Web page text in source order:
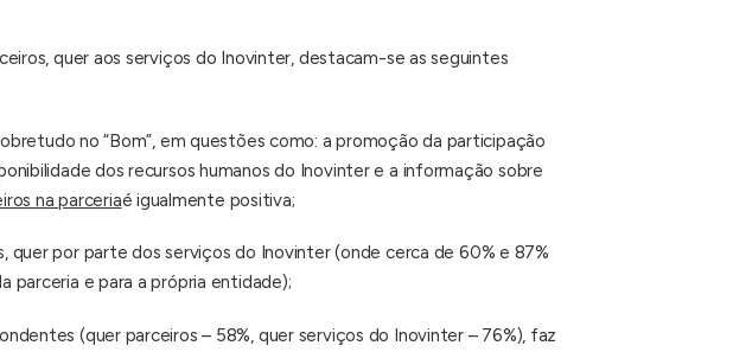
quer aos serviços do Inovinter, destacam-se as seguintes
no “Bom”, em questões como: a promoção da participação
dos recursos humanos do Inovinter e a informação sobre
na parceriaé igualmente positiva;
por parte dos serviços do Inovinter (onde cerca de 60% e 87%
parceria e para a própria entidade);
(quer parceiros – 58%, quer serviços do Inovinter – 76%), faz